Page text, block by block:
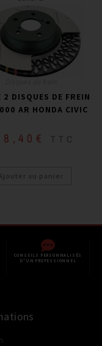
2 DISQUES DE FREIN
AR HONDA CIVIC
€ TTC
au panier
CONSEILS PERSONNALISÉS
D'UN PROFESSIONNEL